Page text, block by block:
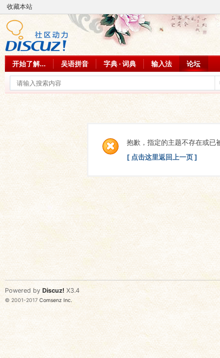
收藏本站
开始了解... 吴语拼音 字典 · 词典 输入法 论坛
抱歉，指定的主题不存在或已
[ 点击这里返回上一页 ]
Powered by Discuz! X3.4
© 2001-2017 Comsenz Inc.